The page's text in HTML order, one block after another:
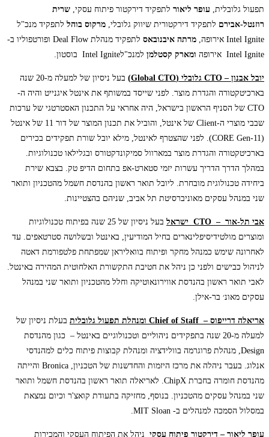
תפעול גלובלית, עופר ליאור לתפקיד דירקטור פיתוח עסקי, שרית
רוזנטל-אבירם לתפקיד דירקטורית שיווק גלובלי, מרקוס בוהל לתפקיד מנכ"ל
Intel Ignite אירופה,
מרתה איבנובאס
לתפקיד מנהלת Deal Flow ופורטפוליו ב-
Intel Ignite אירופה
ומארק קסטלמן למנכ"לIntel Ignite בוסטון.
יובל אבנון – CTO גלובלי (Global CTO)
בעל ניסיון של למעלה מ-20 שנה
בארכיטקטורה והגדרת מוצר. לפני שייסד במשותף את אינטל איגנייט והיה ה-
CTO של הסניף הראשון בישראל, היה אחראי על התכנון האסטרטגי של ערכות
שבבי מוצרי ה-Client של אינטל, והוביל את תכנון המוצר של דור 11 של אינטל
(CORE Gen-11). לפני שהצטרף לאינטל, מילא יובל שורת תפקידים בכירים
בארכיטקטורה והגדרת מוצר במארוול סמיקונדקטורס ובגלילאו טכנולוגיות.
במהלך הדרך הדריך עשרות יזמי סטארט-אפ בתחום הדיפ טק. בצבא שירת
ביחידה טכנולוגית מובחרת. ליובל תואר ראשון בהנדסת חשמל מהטכניון ותואר
שני במנהל עסקים מאוניברסיטת תל אביב, שניהם בהצטיינות.
אבי תל-אור – CTO ישראל
בעל ניסיון של 25 שנה בפיתוח טכנולוגיות
ומוצרים מולטידיסיפלינארים בחיל המודיעין, באינטל ובשלושה סטרטאפים. עד
לאחרונה שימש כמנהל מחקר ופיתוח בוואליראן שמפתחת פלטפורמת דאטה
לניהול כבישים ולפני כן ניהל את חטיבת התקשורת האלחוטית המהירה באינטל.
לאבי תואר ראשון בהנדסת אווירונאוטיקה וחלל מהטכניון ותואר שני במנהל
עסקים מאונ׳ בר-אילן.
אריאלה דרייפוס – Chief of Staff ומנהלת תפעול גלובלית בעלת ניסיון של
למעלה מ-20 שנה בתפקידים ניהוליים וטכנולוגיים באינטל – כגון מהנדסת
Design, מנהלת פרוגרמה בוולידציה ומנהלת קבוצות פיתוח כלים למהנדסי
אנלוג. בעבר ניהלה את מרכז היזמות והחדשנות של הטכניון, Bronica והייתה
מהנדסת חומרה בחברת ChipX. לאריאלה תואר ראשון בהנדסת חשמל ותואר
שני במנהל עסקים מהטכניון. בנוסף, מחזיקה בתעודת קואצ'ר וכיום נמצאת
במסלול הסמכה למנהלים ב- MIT Sloan.
עופר ליאור – דירקטור פיתוח עסקי ניהל את הפיתוח העסקי והמכירות